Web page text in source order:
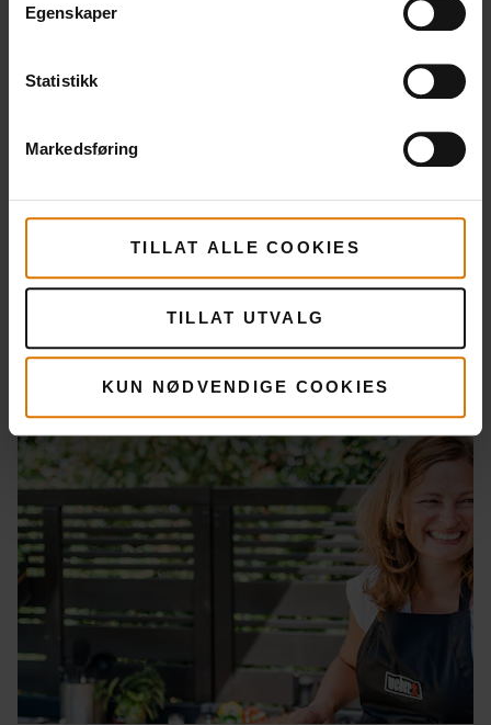
Egenskaper
Statistikk
Markedsføring
TILLAT ALLE COOKIES
TILLAT UTVALG
KUN NØDVENDIGE COOKIES
Tilbehør
Reservedeler